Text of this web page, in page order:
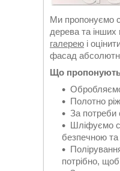
Ми пропонуємо
дерева та
галерею і
фасад
Що пропонують
Полотно
За потреби
Шліфуємо
безпечною
потрібно, щоб